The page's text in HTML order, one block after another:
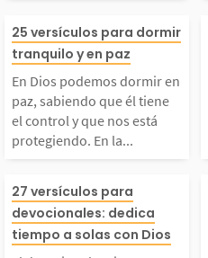
con
que no
las
que...
Dios
en paz,
él tiene el
que nos está
En la
25 versículos para dormir
tranquilo y en paz
En Dios podemos dormir en
paz, sabiendo que él tiene
el control y que nos está
protegiendo. En la...
devocional,
a solas con
27 versículos para
devocionales: dedica
tiempo a solas con Dios